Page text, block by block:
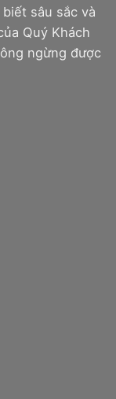
sâu sắc và
Quý Khách
ngừng được